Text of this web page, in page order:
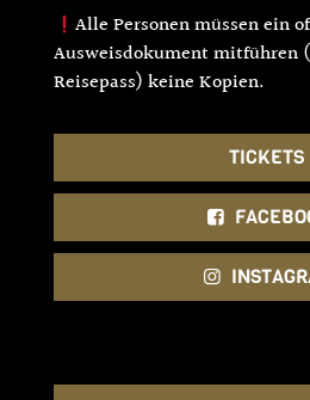
Alle Personen müssen ein
Ausweisdokument mitführen
Reisepass) keine Kopien.
TICKETS